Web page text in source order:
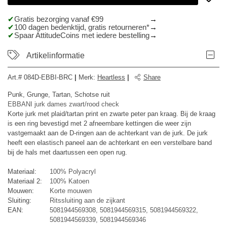
Gratis bezorging vanaf €99
100 dagen bedenktijd, gratis retourneren*
Spaar AttitudeCoins met iedere bestelling
Artikelinformatie
Art.# 084D-EBBI-BRC Merk: Heartless Share
Punk, Grunge, Tartan, Schotse ruit
EBBANI jurk dames zwart/rood check
Korte jurk met plaid/tartan print en zwarte peter pan kraag. Bij de kraag
is een ring bevestigd met 2 afneembare kettingen die weer zijn
vastgemaakt aan de D-ringen aan de achterkant van de jurk. De jurk
heeft een elastisch paneel aan de achterkant en een verstelbare band
bij de hals met daartussen een open rug.
Materiaal:
100% Polyacryl
Materiaal 2:
100% Katoen
Mouwen:
Korte mouwen
Sluiting:
Ritssluiting aan de zijkant
EAN:
5081944569308, 5081944569315, 5081944569322,
5081944569339, 5081944569346